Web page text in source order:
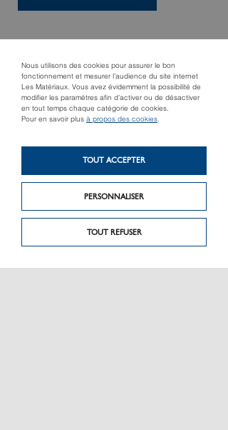
Nous utilisons des cookies pour assurer le bon
fonctionnement et mesurer l’audience du site internet
Les Matériaux. Vous avez évidemment la possibilité de
modifier les paramètres afin d’activer ou de désactiver
en tout temps chaque catégorie de cookies.
Pour en savoir plus à propos des cookies.
TOUT REFUSER
PERSONNALISER
TOUT ACCEPTER
Produit précédent
pneumatique
Produit suivant
Aspirateur eau et
poussières